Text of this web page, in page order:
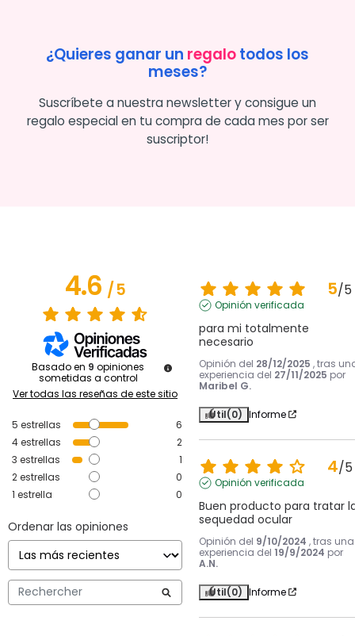
¿Quieres ganar un regalotodos los
meses?
Suscríbete a nuestra newsletter y consigue un
regalo especial en tu compra de cada mes por ser
suscriptor!
4.6/5
Basado en 9 opiniones
sometidas a control
Ver todas las reseñas de este sitio
5 estrellas
6
4estrellas
2
3 estrellas
1
2estrellas
0
1 estrella 0
Ordenar las opiniones
5/5
Opinión verificada
para mi totalmente
necesario
Opinión del 28/12/2025 , tras
experiencia del 27/11/2025 por
Maribel G.
Útil(0) Informe
4/5
Opinión verificada
Buen producto para tratar
sequedad ocular
Opinión del 9/10/2024 , tras una
experiencia del 19/9/2024 por
A.N.
Útil(0) Informe